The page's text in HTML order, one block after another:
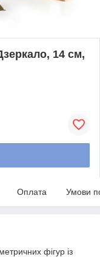
14 см,
Оплата Умови
фігур із